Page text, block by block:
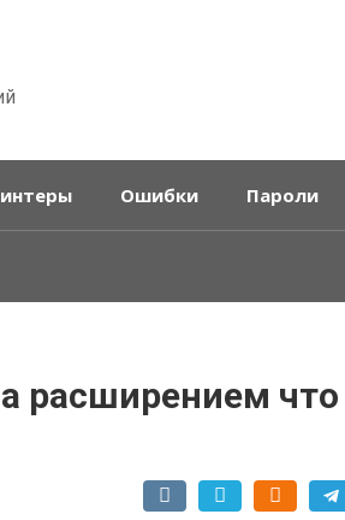
Ошибки Пароли
расширением что